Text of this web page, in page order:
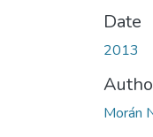
Date
2013
Morán